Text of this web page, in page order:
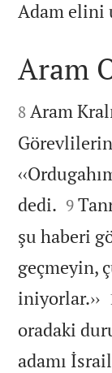
Adam elini

Aram

8 Aram
dedi. 

9
şu haberi
geçmeyin,
iniyorlar.››
oradaki
adamı